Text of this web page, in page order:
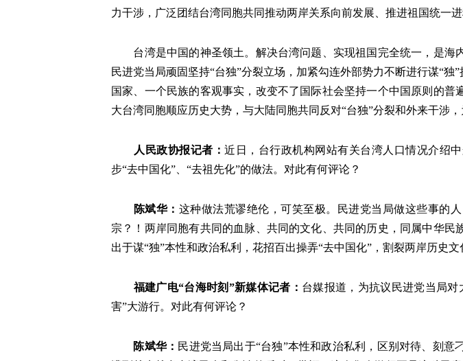
力干涉，广泛团结台湾同胞共同推动两岸关系向前发展、推进祖国统一
台湾是中国的神圣领土。解决台湾问题、实现祖国完全统一，是
民进党当局顽固坚持“台独”分裂立场，加紧勾连外部势力不断进行谋“
国家、一个民族的客观事实，改变不了国际社会坚持一个中国原则的
大台湾同胞顺应历史大势，与大陆同胞共同反对“台独”分裂和外来干涉
人民政协报记者：近日，台行政机构网站有关台湾人口情况介绍
步“去中国化”、“去祖先化”的做法。对此有何评论？
陈斌华： 这种做法荒谬绝伦，可笑至极。民进党当局做这些事的
宗？！两岸同胞有共同的血脉、共同的文化、共同的历史，同属中华
出于谋“独”本性和政治私利，花招百出操弄“去中国化”，割裂两岸历史
福建广电“台海时刻”新媒体记者： 台媒报道，为抗议民进党当局
害”大游行。对此有何评论？
陈斌华： 民进党当局出于“台独”本性和政治私利，区别对待、刻